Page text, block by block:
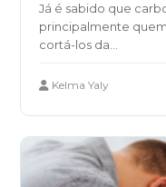
Já é sabido que
principalmente
cortá-los da...
Kelma Yaly